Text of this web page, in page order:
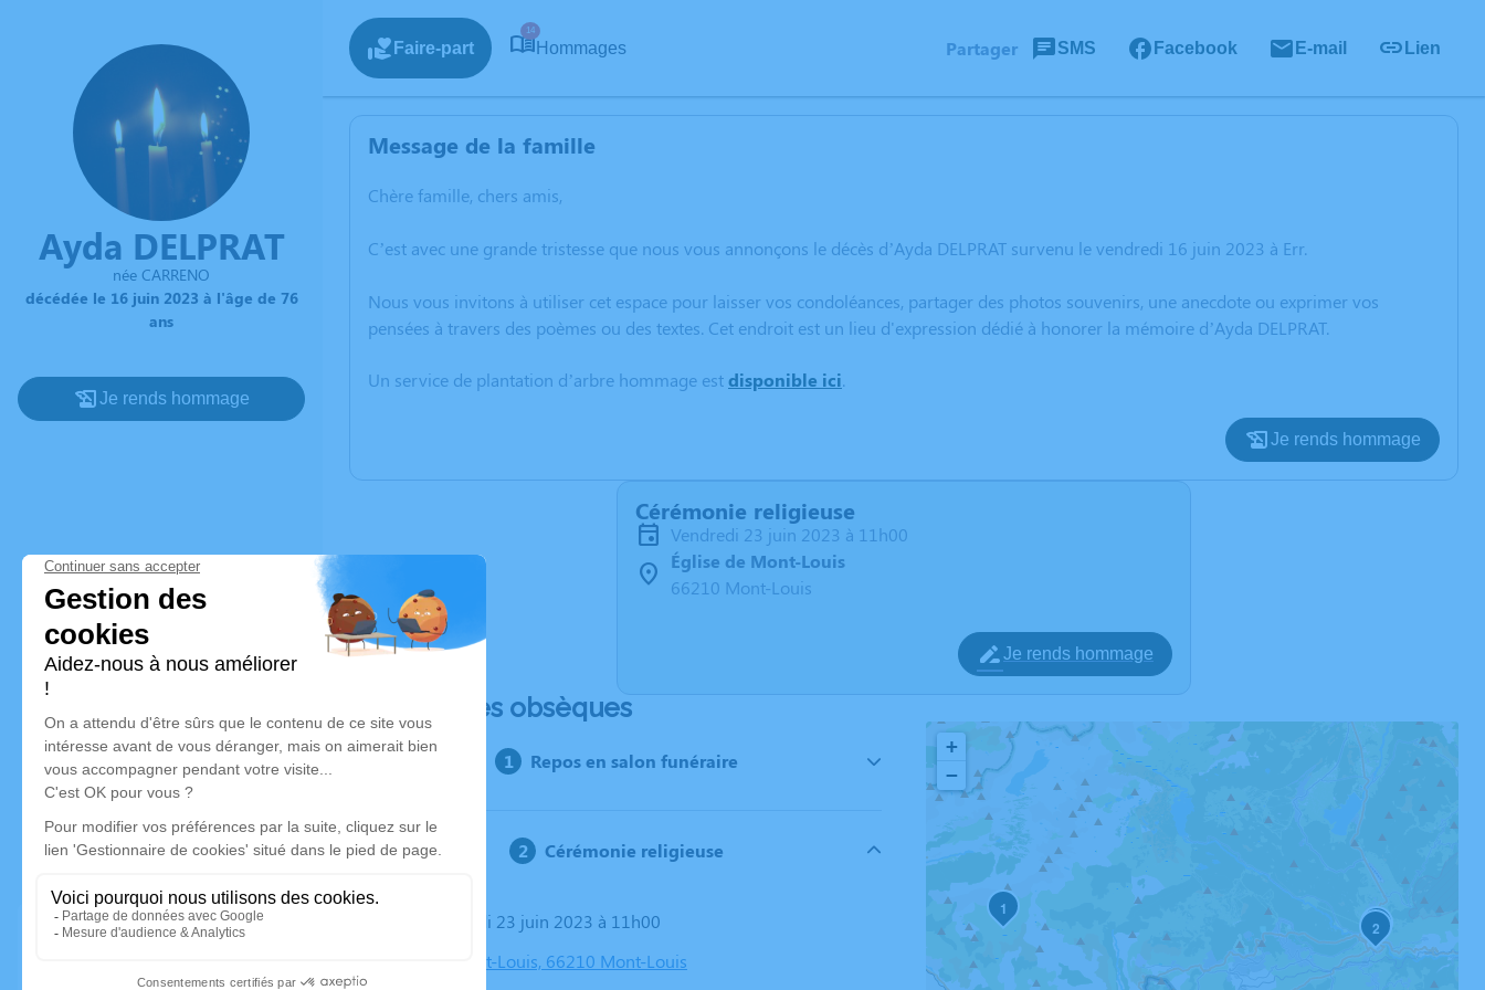
Ayda DELPRAT
née CARRENO
décédée le 16 juin 2023 à l'âge de 76
ans
Je rends hommage
Faire-part
14
Hommages Partager SMS Facebook E-mail Lien
Message de la famille
Chère famille, chers amis,
C’est avec une grande tristesse que nous vous annonçons le décès d’Ayda DELPRAT survenu le vendredi 16 juin 2023 à Err.
Nous vous invitons à utiliser cet espace pour laisser vos condoléances, partager des photos souvenirs, une anecdote ou exprimer vos
pensées à travers des poèmes ou des textes. Cet endroit est un lieu d'expression dédié à honorer la mémoire d’Ayda DELPRAT.
Un service de plantation d’arbre hommage estdisponible ici.
Je rends hommage
Cérémonie religieuse
vendredi 23 juin 2023 à 11h00
Église de Mont-Louis
66210 Mont-Louis
Je rends hommage
Déroulé des obsèques
Repos en salon funéraire
Cérémonie religieuse
Le vendredi 23 juin 2023 à 11h00
Église Mont-Louis, 66210 Mont-Louis
1
2
3
+
−